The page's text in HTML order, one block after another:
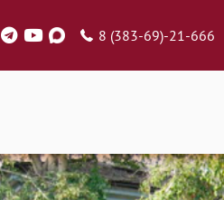
8 (383-69)-21-666